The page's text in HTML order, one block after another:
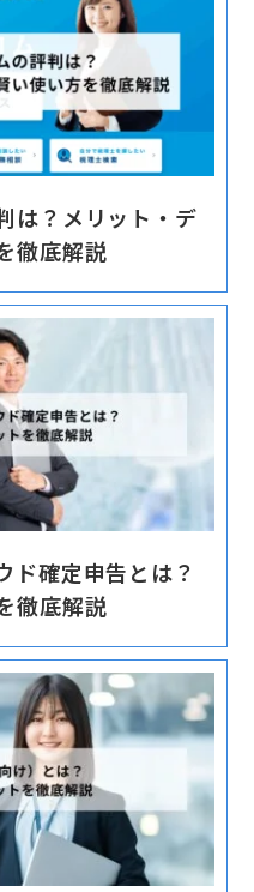
は？メリット・デ
徹底解説
ド確定申告とは？
徹底解説